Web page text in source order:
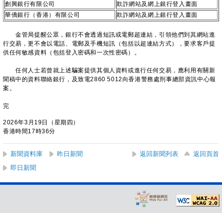
創興銀行有限公司
欺詐網站及網上銀行登入畫面
華僑銀行（香港）有限公司
欺詐網站及網上銀行登入畫面
金管局提醒公眾，銀行不會透過短訊或電郵超連結，引領他們到其網站進
行交易，更不會以電話、電郵及手機短訊（包括以超連結方式），要求客戶提
供任何敏感資料（包括登入密碼和一次性密碼）。
任何人士若曾就上述騙案提供其個人資料或進行任何交易，應利用有關新
聞稿中的資料聯絡銀行，及致電2860 5012向香港警務處刑事總部資訊中心報
案。
完
2026年3月19日（星期四）
香港時間17時36分
新聞資料庫 昨日新聞 返回新聞列表
返回頁首
即日新聞